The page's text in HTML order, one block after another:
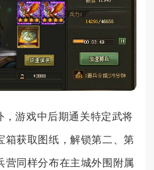
，游戏中后期通关特定武将
箱获取图纸，解锁第二、第
营同样分布在主城外围附属